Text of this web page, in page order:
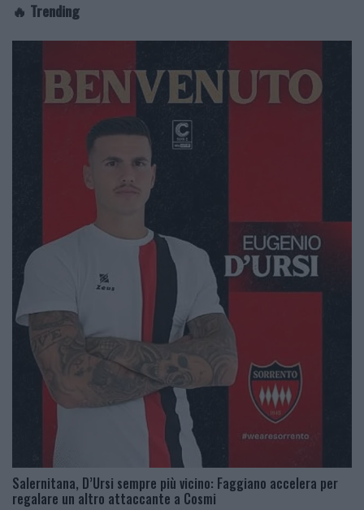
🔥 Trending
Salernitana, D’Ursi sempre più vicino: Faggiano accelera per
regalare un altro attaccante a Cosmi